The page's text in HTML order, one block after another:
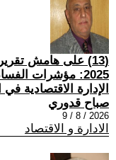
(13) على هامش
2025: مؤشرات
الإدارة الاقتصادية في
صباح قدوري
2026 / 8 / 9
الادارة و الاقتصاد